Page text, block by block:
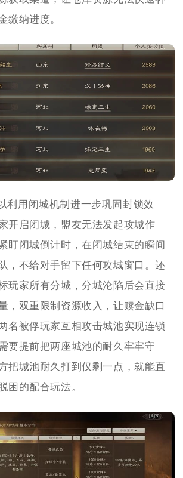
缴纳进度。
利用闭城机制进一步巩固封锁效
开启闭城，盟友无法发起攻城作
盯闭城倒计时，在闭城结束的瞬间
，不给对手留下任何攻城窗口。还
玩家所有分城，分城沦陷后会直接
，双重限制资源收入，让赎金缺口
名被俘玩家互相攻击城池实现连锁
要提前把两座城池的耐久牢牢守
把城池耐久打到仅剩一点，就能直
困的配合玩法。